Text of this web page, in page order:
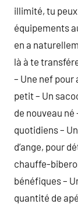
illimité, tu
équipements
en a
là à te
– Une nef
petit – Un
de nouveau
quotidiens –
d’ange, pour
chauffe-
bénéfiques –
quantité de